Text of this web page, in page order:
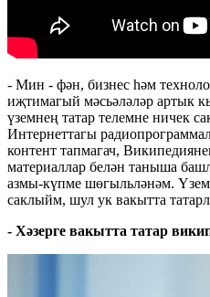
- Мин - фән, бизнес һәм
иҗтимагый мәсьәләләр артык
үземнең татар телемне ничек
Интернеттагы
контент тапмагач,
материаллар белән таныша
азмы-күпме шөгыльләнәм.
саклыйм, шул ук вакытта
- Хәзерге вакытта татар